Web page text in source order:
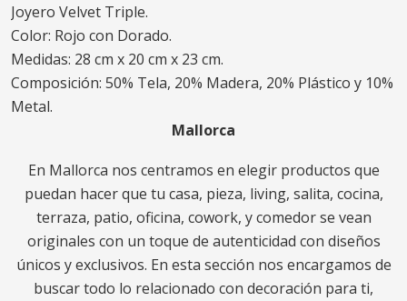
Joyero Velvet Triple.
Color: Rojo con Dorado.
Medidas: 28 cm x 20 cm x 23 cm.
Composición: 50% Tela, 20% Madera, 20% Plástico y 10%
Metal.
Mallorca
En Mallorca nos centramos en elegir productos que
puedan hacer que tu casa, pieza, living, salita, cocina,
terraza, patio, oficina, cowork, y comedor se vean
originales con un toque de autenticidad con diseños
únicos y exclusivos. En esta sección nos encargamos de
buscar todo lo relacionado con decoración para ti,